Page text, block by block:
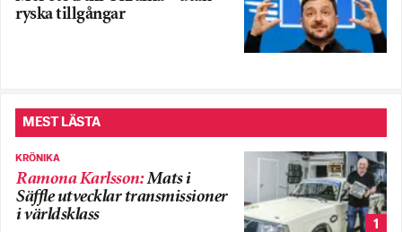
ryska tillgångar
MEST LÄSTA
KRÖNIKA
Ramona Karlsson:Mats i
Säffle utvecklar transmissioner
i världsklass
1